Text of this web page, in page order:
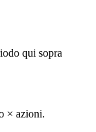
qui sopra
× azioni.